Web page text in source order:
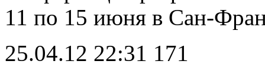
11 по 15 июня в Сан-
25.04.12 22:31 171